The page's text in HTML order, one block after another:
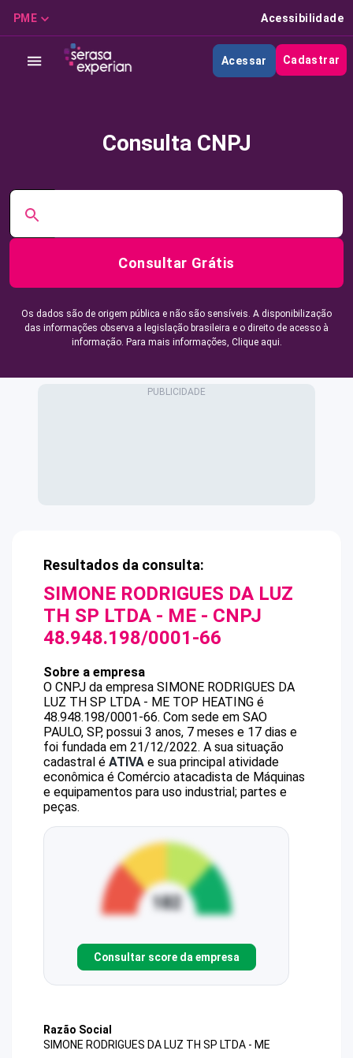
PME Acessibilidade
Acessar Cadastrar
Consulta CNPJ
Consultar Grátis
Os dados são de origem pública e não são sensíveis. A disponibilização
das informações observa a legislação brasileira e o direito de acesso à
informação. Para mais informações, Clique aqui.
Resultados da consulta:
SIMONE RODRIGUES DA LUZ
TH SP LTDA - ME - CNPJ
48.948.198/0001-66
Sobre a empresa
O CNPJ da empresa SIMONE RODRIGUES DA
LUZ TH SP LTDA - ME TOP HEATING é
48.948.198/0001-66. Com sede em SAO
PAULO, SP, possui 3 anos, 7 meses e 17 dias e
foi fundada em 21/12/2022. A sua situação
cadastral é ATIVA e sua principal atividade
econômica é Comércio atacadista de Máquinas
e equipamentos para uso industrial; partes e
peças.
Consultar score da empresa
Razão Social
SIMONE RODRIGUES DA LUZ TH SP LTDA - ME